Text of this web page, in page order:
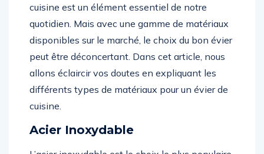
cuisine est un élément essentiel de notre
quotidien. Mais avec une gamme de matériaux
disponibles sur le marché, le choix du bon évier
peut être déconcertant. Dans cet article, nous
allons éclaircir vos doutes en expliquant les
différents types de matériaux pour un évier de
cuisine.
Acier Inoxydable